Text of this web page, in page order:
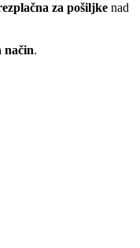
za pošiljke nad
način.